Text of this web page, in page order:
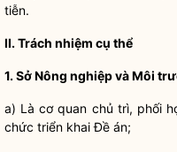
tiễn.
II. Trách nhiệm cụ thể
1. Sở Nông nghiệp và Môi
a) Là cơ quan chủ trì, phối
chức triển khai Đề án;